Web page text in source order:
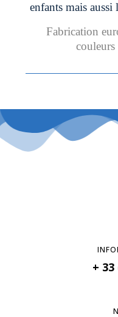
enfants mais aussi
Fabrication
couleurs
+ 33